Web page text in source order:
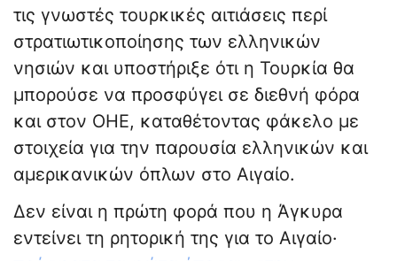
τις γνωστές τουρκικές αιτιάσεις περί
στρατιωτικοποίησης των ελληνικών
νησιών και υποστήριξε ότι η Τουρκία θα
μπορούσε να προσφύγει σε διεθνή φόρα
και στον ΟΗΕ, καταθέτοντας φάκελο με
στοιχεία για την παρουσία ελληνικών και
αμερικανικών όπλων στο Αιγαίο.
Δεν είναι η πρώτη φορά που η Άγκυρα
εντείνει τη ρητορική της για το Αιγαίο·